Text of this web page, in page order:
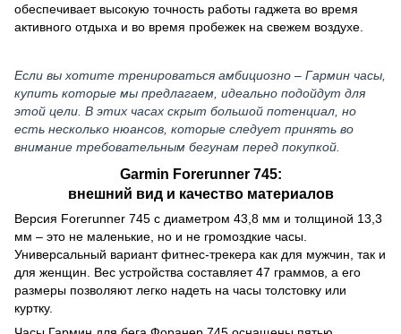
обеспечивает высокую точность работы гаджета во время
активного отдыха и во время пробежек на свежем воздухе.
Если вы хотите тренироваться амбициозно – Гармин часы,
купить которые мы предлагаем, идеально подойдут для
этой цели. В этих часах скрыт большой потенциал, но
есть несколько нюансов, которые следует принять во
внимание требовательным бегунам перед покупкой.
Garmin Forerunner 745:
внешний вид и качество материалов
Версия Forerunner 745 с диаметром 43,8 мм и толщиной 13,3
мм – это не маленькие, но и не громоздкие часы.
Универсальный вариант фитнес-трекера как для мужчин, так и
для женщин. Вес устройства составляет 47 граммов, а его
размеры позволяют легко надеть на часы толстовку или
куртку.